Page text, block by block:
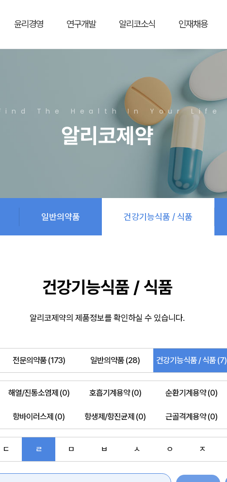
윤리경영 연구개발 알리코소식 인재채용
The Health In Your Life
알리코제약
일반의약품 건강기능식품 / 식품
건강기능식품 / 식품
알리코제약의 제품정보를 확인하실 수 있습니다.
전문의약품 (173) 일반의약품 (28) 건강기능식품 / 식품 (7)
해열/진통소염제 (0) 호흡기계용약 (0) 순환기계용약 (0)
항바이러스제 (0) 항생제/항진균제 (0) 근골격계용약 (0)
ㄷ ㄹ ㅁ ㅂ ㅅ ㅇ ㅈ